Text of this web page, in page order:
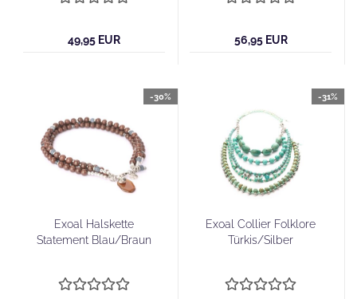
49,95 EUR 56,95 EUR
-30%
Exoal Halskette
Statement Blau/Braun
-31%
Exoal Collier Folklore
Türkis/Silber